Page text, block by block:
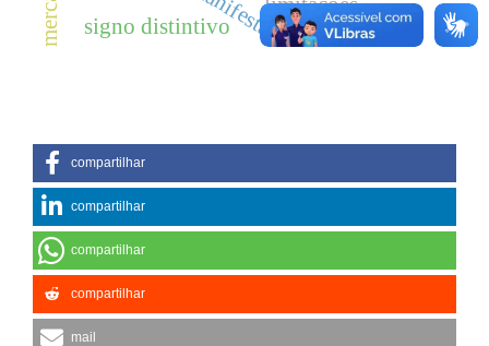
signo distintivo
limitações
infoprodutos
compartilhar
compartilhar
compartilhar
compartilhar
mail